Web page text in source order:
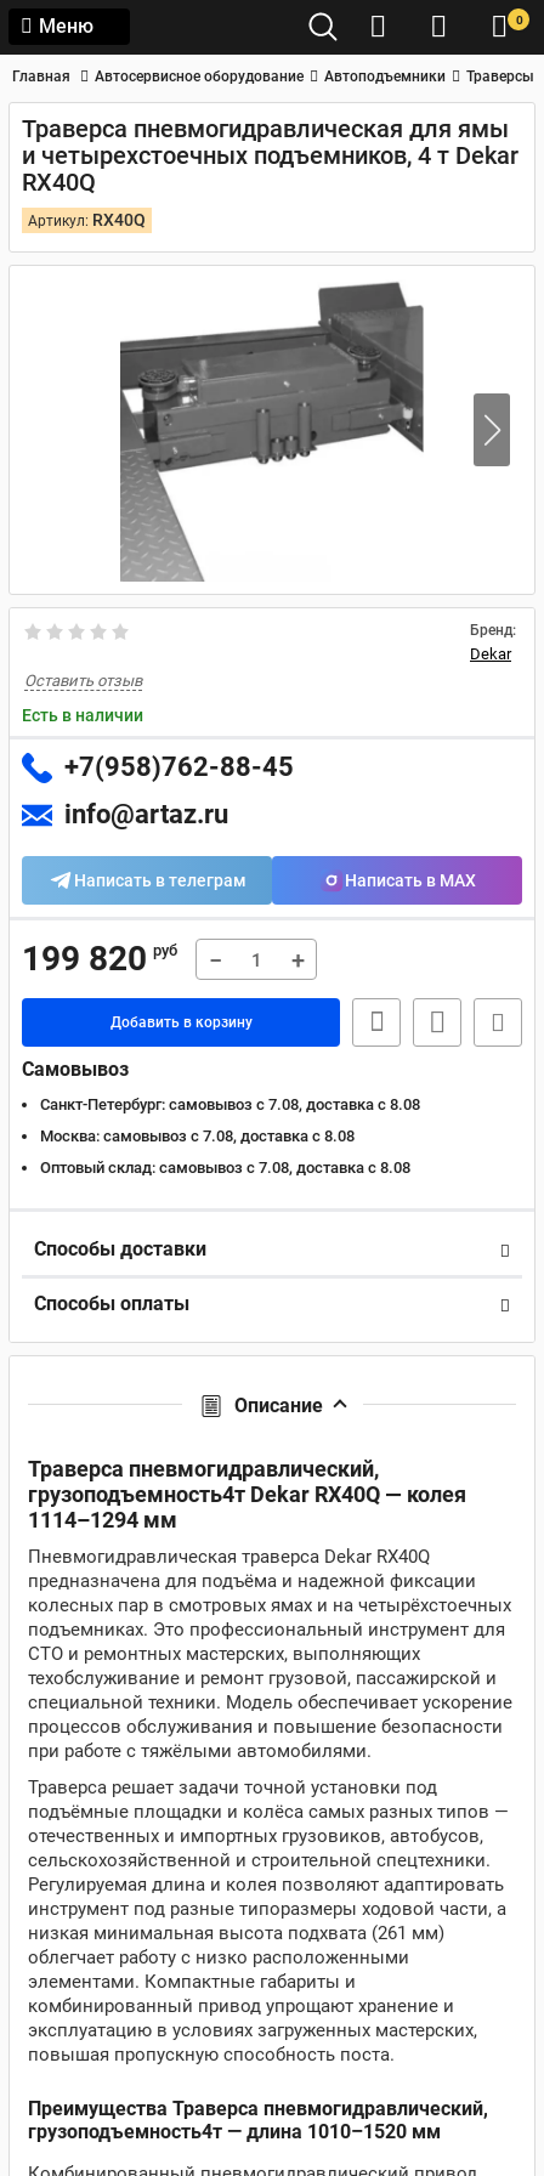
Меню 0
Главная Автосервисное оборудование Автоподъемники Траверсы
Траверса пневмогидравлическая для ямы
и четырехстоечных подъемников, 4 т Dekar
RX40Q
Артикул: RX40Q
Бренд:
Dekar
Оставить отзыв
Есть в наличии
+7(958)762-88-45
info@artaz.ru
Написать в телеграм Написать в MAX
199 820 руб − +
Добавить в корзину
Самовывоз
Санкт-Петербург: самовывоз с 7.08, доставка c 8.08
Москва: самовывоз с 7.08, доставка c 8.08
Оптовый склад: самовывоз с 7.08, доставка c 8.08
Способы доставки
Способы оплаты
Описание
Траверса пневмогидравлический,
грузоподъемность4т Dekar RX40Q — колея
1114–1294 мм
Пневмогидравлическая траверса Dekar RX40Q
предназначена для подъёма и надежной фиксации
колесных пар в смотровых ямах и на четырёхстоечных
подъемниках. Это профессиональный инструмент для
СТО и ремонтных мастерских, выполняющих
техобслуживание и ремонт грузовой, пассажирской и
специальной техники. Модель обеспечивает ускорение
процессов обслуживания и повышение безопасности
при работе с тяжёлыми автомобилями.
Траверса решает задачи точной установки под
подъёмные площадки и колёса самых разных типов —
отечественных и импортных грузовиков, автобусов,
сельскохозяйственной и строительной спецтехники.
Регулируемая длина и колея позволяют адаптировать
инструмент под разные типоразмеры ходовой части, а
низкая минимальная высота подхвата (261 мм)
облегчает работу с низко расположенными
элементами. Компактные габариты и
комбинированный привод упрощают хранение и
эксплуатацию в условиях загруженных мастерских,
повышая пропускную способность поста.
Преимущества Траверса пневмогидравлический,
грузоподъемность4т — длина 1010–1520 мм